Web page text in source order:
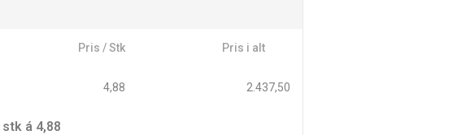
Pris / Stk Pris i alt
4,88 2.437,50
á 4,88